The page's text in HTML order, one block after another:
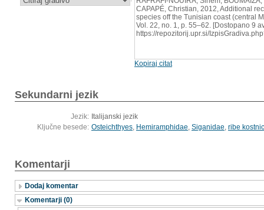
CAPAPÉ, Christian, 2012, Additional
species off the Tunisian coast (central
Vol. 22, no. 1, p. 55–62. [Dostopano 9
https://repozitorij.upr.si/
Kopiraj citat
Sekundarni jezik
Jezik: Italijanski jezik
Ključne besede: Osteichthyes, Hemiramphidae, Siganidae, ribe
Komentarji
Dodaj komentar
Komentarji (0)